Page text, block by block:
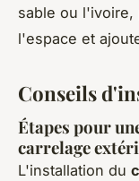
sable ou l'ivoire,
l'espace et
Conseils
Étapes pour
carrelage
L'installation du